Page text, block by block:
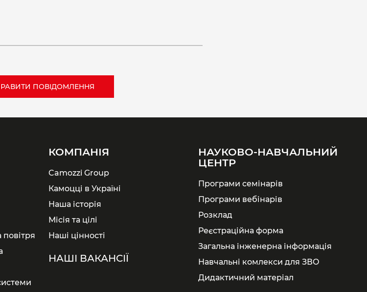
повітря
КОМПАНІЯ
Camozzi Group
Камоцці в Україні
Наша історія
Місія та цілі
Наші цінності
НАШІ ВАКАНСІЇ
НАУКОВО-НАВЧАЛЬНИЙ
ЦЕНТР
Програми семінарів
Програми вебінарів
Розклад
Реєстраційна форма
Загальна інженерна інформація
Навчальні комлекси для ЗВО
Дидактичний матеріал